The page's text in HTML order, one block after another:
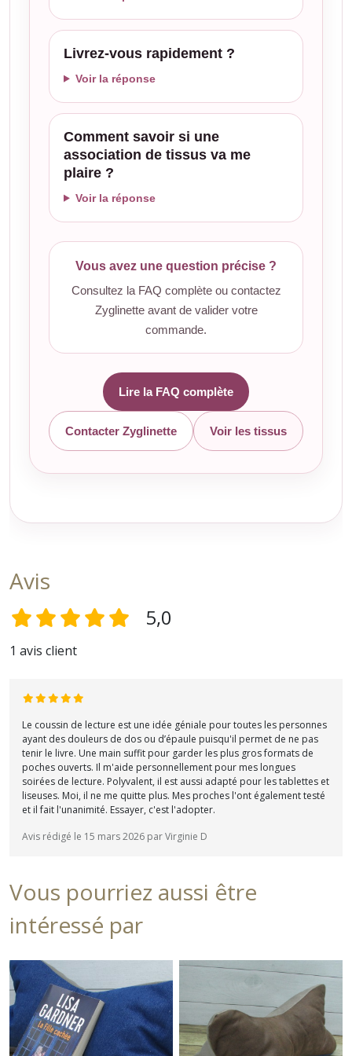
Livrez-vous rapidement ?
Voir la réponse
Comment savoir si une
association de tissus va me
plaire ?
Voir la réponse
Vous avez une question précise ?
Consultez la FAQ complète ou contactez
Zyglinette avant de valider votre
commande.
Lire la FAQ complète
Contacter Zyglinette Voir les tissus
Avis
5,0
1 avis client
Le coussin de lecture est une idée géniale pour toutes les personnes
ayant des douleurs de dos ou d’épaule puisqu'il permet de ne pas
tenir le livre. Une main suffit pour garder les plus gros formats de
poches ouverts. Il m'aide personnellement pour mes longues
soirées de lecture. Polyvalent, il est aussi adapté pour les tablettes et
liseuses. Moi, il ne me quitte plus. Mes proches l'ont également testé
et il fait l'unanimité. Essayer, c'est l'adopter.
Avis rédigé le 15 mars 2026 par Virginie D
Vous pourriez aussi être
intéressé par